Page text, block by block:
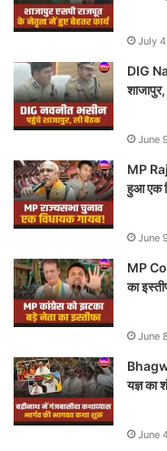
July
DIG
June
MP
हुआ एक
June
MP
का
June
यज्ञ का
June